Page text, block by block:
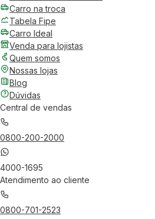
Carro na troca
Tabela Fipe
Carro Ideal
Venda para lojistas
Quem somos
Nossas lojas
Blog
Dúvidas
Central de vendas
0800-200-2000
4000-1695
Atendimento ao cliente
0800-701-2523